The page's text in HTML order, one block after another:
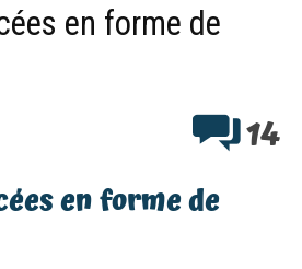
en forme de
14
en forme de